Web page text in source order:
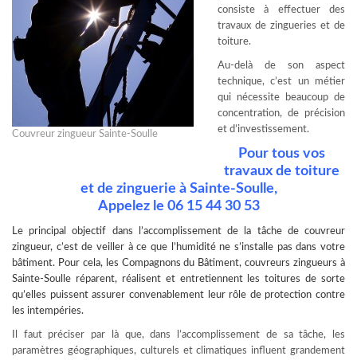
Couvreur zingueur Sainte-Soulle
consiste à effectuer des
travaux de zingueries et de
toiture.
Au-delà de son aspect
technique, c’est un métier
qui nécessite beaucoup de
concentration, de précision
et d’investissement.
Pour tous vos
travaux de toiture
et de zinguerie à Sainte-Soulle,
Appelez le 06 15 44 30 53
Le principal objectif dans l’accomplissement de la tâche de couvreur
zingueur, c’est de veiller à ce que l’humidité ne s’installe pas dans votre
bâtiment. Pour cela, les Compagnons du Bâtiment, couvreurs zingueurs à
Sainte-Soulle réparent, réalisent et entretiennent les toitures de sorte
qu’elles puissent assurer convenablement leur rôle de protection contre
les intempéries.
Il faut préciser par là que, dans l’accomplissement de sa tâche, les
paramètres géographiques, culturels et climatiques influent grandement